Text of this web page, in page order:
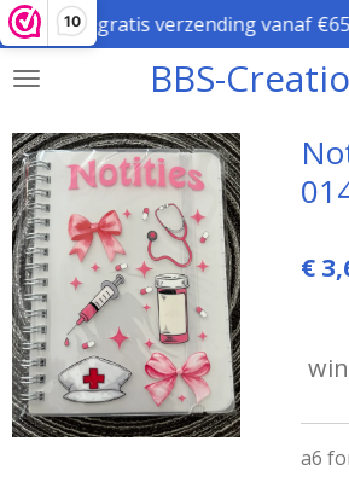
10
Ga
direct
naar
hoofdinhoud
BBS-
gratis verzending vanaf
€
a6